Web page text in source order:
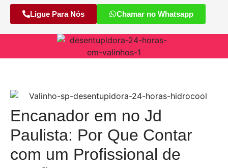
Ligue Para Nós Chamar no Whatsapp
Encanador em no Jd
Paulista: Por Que Contar
com um Profissional de